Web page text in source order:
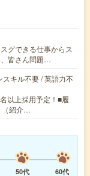
グできる仕事からス
、皆さん問題…
キル不要 / 英語力不
以上採用予定！■履
（紹介…
50代
60代